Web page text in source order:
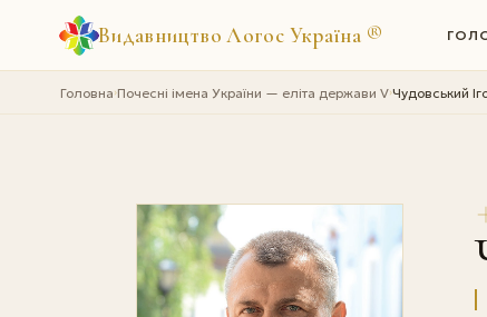
Видавництво Логос Україна ®
Головна›Почесні імена України — еліта держави V›Чудовський